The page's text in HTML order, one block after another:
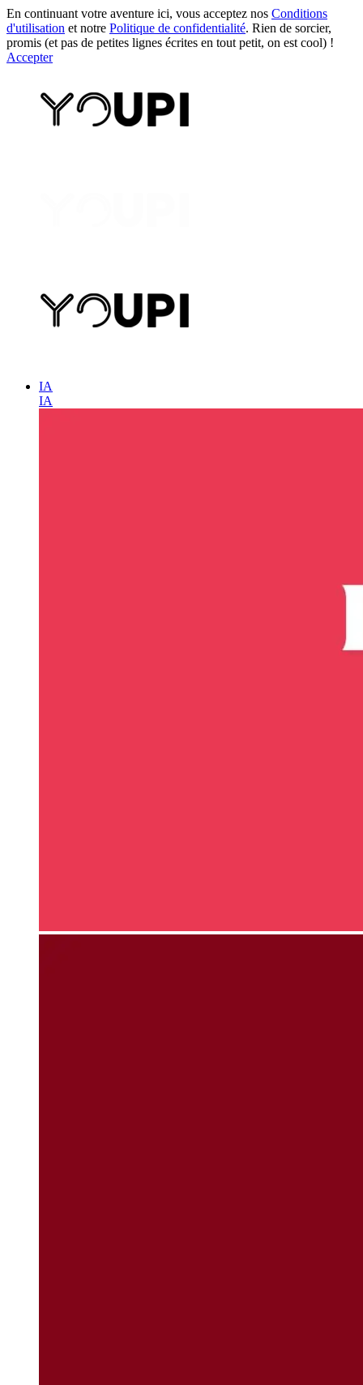
En continuant votre aventure ici, vous acceptez nos Conditions
d'utilisation et notre Politique de confidentialité. Rien de sorcier,
promis (et pas de petites lignes écrites en tout petit, on est cool) !
Accepter
IA
IA